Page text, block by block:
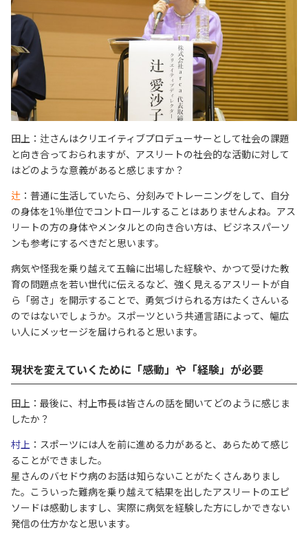
田上：辻さんはクリエイティブプロデューサーとして社会の課題
と向き合っておられますが、アスリートの社会的な活動に対して
はどのような意義があると感じますか？
辻 ：普通に生活していたら、分刻みでトレーニングをして、自分
の身体を1％単位でコントロールすることはありませんよね。アス
リートの方の身体やメンタルとの向き合い方は、ビジネスパーソ
ンも参考にするべきだと思います。
病気や怪我を乗り越えて五輪に出場した経験や、かつて受けた教
育の問題点を若い世代に伝えるなど、強く見えるアスリートが自
ら「弱さ」を開示することで、勇気づけられる方はたくさんいる
のではないでしょうか。スポーツという共通言語によって、幅広
い人にメッセージを届けられると思います。
現状を変えていくために「感動」や「経験」が必要
田上：最後に、村上市長は皆さんの話を聞いてどのように感じま
したか？
村上 ：スポーツには人を前に進める力があると、あらためて感じ
ることができました。
星さんのバセドウ病のお話は知らないことがたくさんありまし
た。こういった難病を乗り越えて結果を出したアスリートのエピ
ソードは感動しますし、実際に病気を経験した方にしかできない
発信の仕方かなと思います。